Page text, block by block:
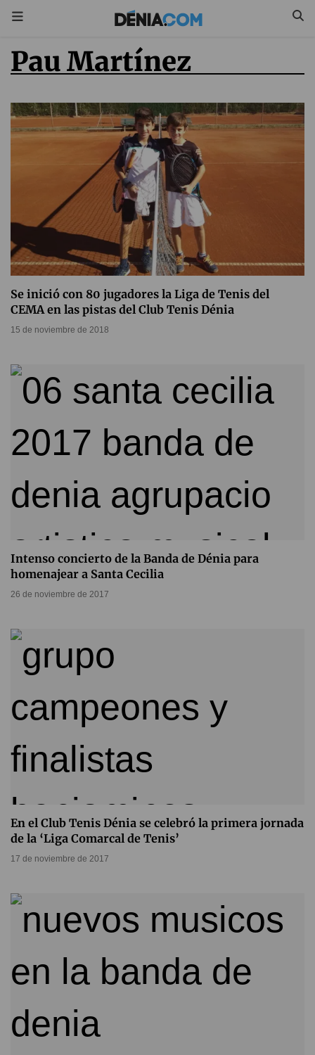
Pau Martínez
Se inició con 80 jugadores la Liga de Tenis del
CEMA en las pistas del Club Tenis Dénia
15 de noviembre de 2018
Intenso concierto de la Banda de Dénia para
homenajear a Santa Cecilia
26 de noviembre de 2017
En el Club Tenis Dénia se celebró la primera jornada
de la ‘Liga Comarcal de Tenis’
17 de noviembre de 2017